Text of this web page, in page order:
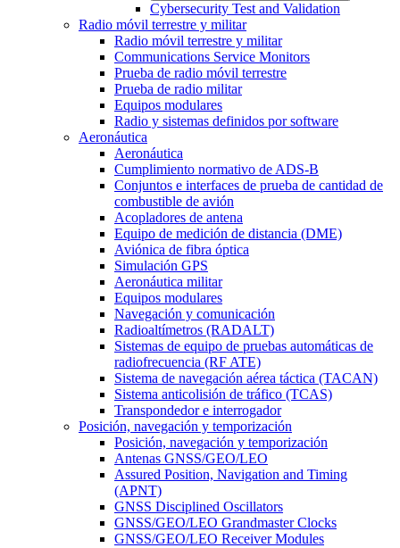
Cybersecurity Test and Validation
Radio móvil terrestre y militar
Radio móvil terrestre y militar
Communications Service Monitors
Prueba de radio móvil terrestre
Prueba de radio militar
Equipos modulares
Radio y sistemas definidos por software
Aeronáutica
Aeronáutica
Cumplimiento normativo de ADS-B
Conjuntos e interfaces de prueba de cantidad de
combustible de avión
Acopladores de antena
Equipo de medición de distancia (DME)
Aviónica de fibra óptica
Simulación GPS
Aeronáutica militar
Equipos modulares
Navegación y comunicación
Radioaltímetros (RADALT)
Sistemas de equipo de pruebas automáticas de
radiofrecuencia (RF ATE)
Sistema de navegación aérea táctica (TACAN)
Sistema anticolisión de tráfico (TCAS)
Transpondedor e interrogador
Posición, navegación y temporización
Posición, navegación y temporización
Antenas GNSS/GEO/LEO
Assured Position, Navigation and Timing
(APNT)
GNSS Disciplined Oscillators
GNSS/GEO/LEO Grandmaster Clocks
GNSS/GEO/LEO Receiver Modules